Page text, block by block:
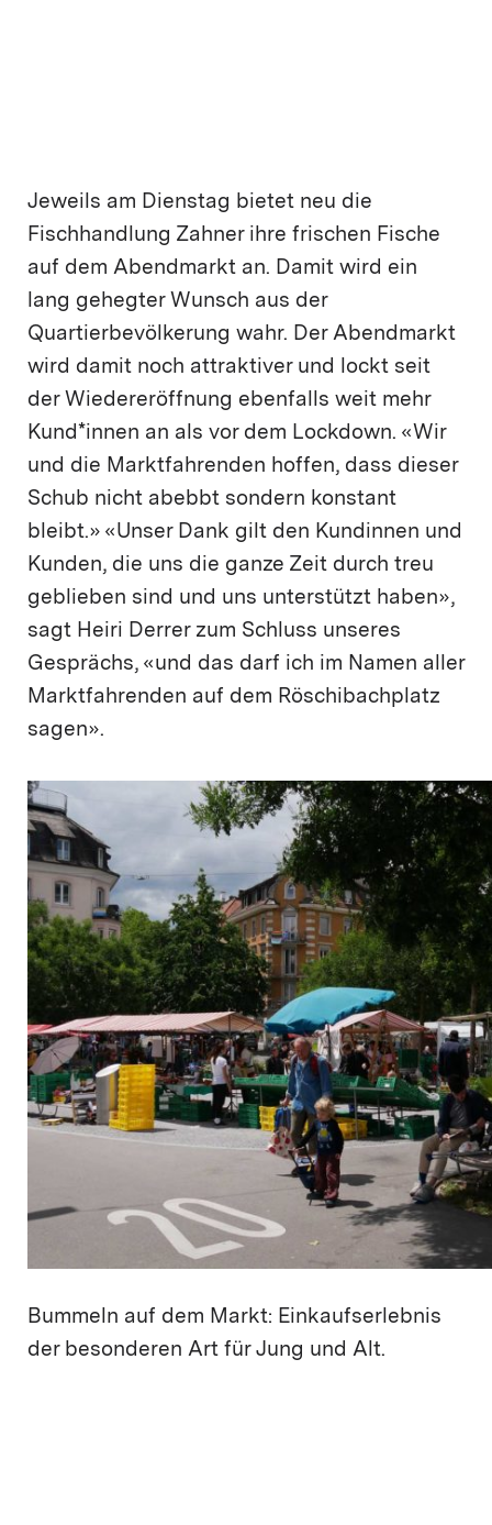
Jeweils am Dienstag bietet neu die
Fischhandlung Zahner ihre frischen Fische
auf dem Abendmarkt an. Damit wird ein
lang gehegter Wunsch aus der
Quartierbevölkerung wahr. Der Abendmarkt
wird damit noch attraktiver und lockt seit
der Wiedereröffnung ebenfalls weit mehr
Kund*innen an als vor dem Lockdown. «Wir
und die Marktfahrenden hoffen, dass dieser
Schub nicht abebbt sondern konstant
bleibt.» «Unser Dank gilt den Kundinnen und
Kunden, die uns die ganze Zeit durch treu
geblieben sind und uns unterstützt haben»,
sagt Heiri Derrer zum Schluss unseres
Gesprächs, «und das darf ich im Namen aller
Marktfahrenden auf dem Röschibachplatz
sagen».
Bummeln auf dem Markt: Einkaufserlebnis
der besonderen Art für Jung und Alt.